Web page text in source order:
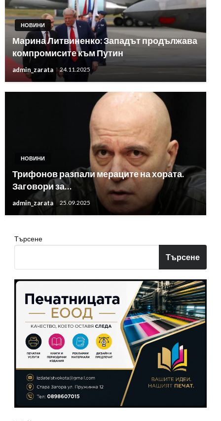
НОВИНИ
Марина Литвиненко: Западът продължава
компромисите към Путин
admin_zarata 24.11.2025
НОВИНИ
Трифонов разпали мераците на хората.
Заговори за…
admin_zarata 25.09.2025
Търсене
Търсене